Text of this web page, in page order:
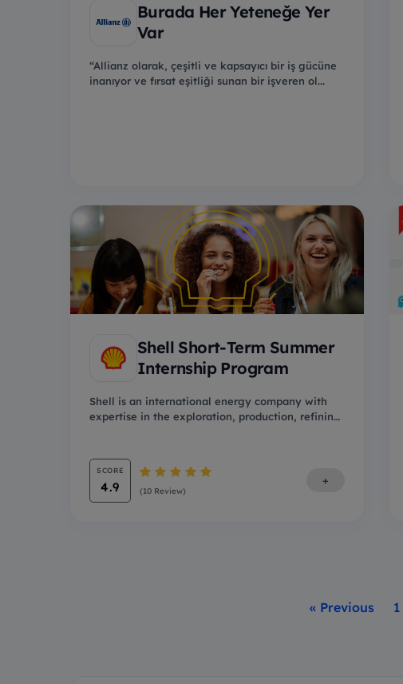
Burada Her Yeteneğe Yer
Var
“Allianz olarak, çeşitli ve kapsayıcı bir iş gücüne
inanıyor ve fırsat eşitliği sunan bir işveren ol...
Shell Short-Term Summer
Internship Program
Shell is an international energy company with
expertise in the exploration, production, refining
SCORE
4.9 (10 Review)
+
« Previous 1